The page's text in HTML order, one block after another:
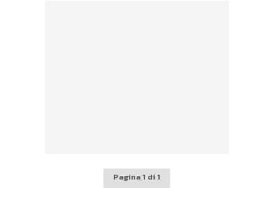
Pagina 1 di 1